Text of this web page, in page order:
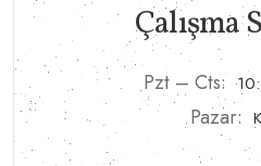
Çalışma
Pzt – Cts:
Pazar: